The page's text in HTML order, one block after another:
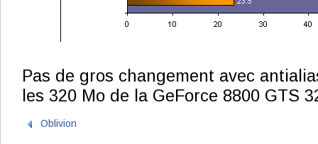
Pas de gros changement avec
les 320 Mo de la GeForce 8800 GTS
Oblivion